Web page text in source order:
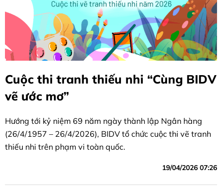
Cuộc thi tranh thiếu nhi “Cùng BIDV
vẽ ước mơ”
Hướng tới kỷ niệm 69 năm ngày thành lập Ngân hàng
(26/4/1957 – 26/4/2026), BIDV tổ chức cuộc thi vẽ tranh
thiếu nhi trên phạm vi toàn quốc.
19/04/2026 07:26